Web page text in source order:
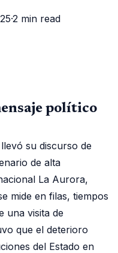
·2 min read
político
su discurso de
de alta
La Aurora,
mide en filas, tiempos
una visita de
que el deterioro
del Estado en